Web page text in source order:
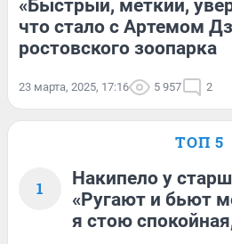
«Быстрый, меткий,
что стало с Артемом
ростовского зоопарка
23 марта, 2025, 17:16 5 957 2
ТОП 5
1
Накипело у
«Ругают и бьют
я стою